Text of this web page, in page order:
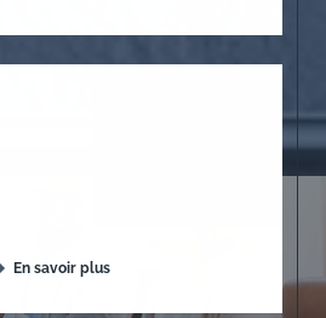
En savoir plus